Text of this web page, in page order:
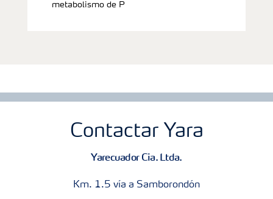
metabolismo de P
Contactar Yara
Yarecuador Cia. Ltda.
Km. 1.5 vía a Samborondón